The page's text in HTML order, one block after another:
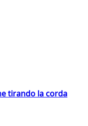
tirando la corda